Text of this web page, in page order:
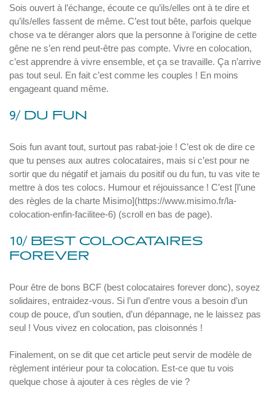
Sois ouvert à l’échange, écoute ce qu’ils/elles ont à te dire et
qu’ils/elles fassent de même. C’est tout bête, parfois quelque
chose va te déranger alors que la personne à l’origine de cette
gêne ne s’en rend peut-être pas compte. Vivre en colocation,
c’est apprendre à vivre ensemble, et ça se travaille. Ça n’arrive
pas tout seul. En fait c’est comme les couples ! En moins
engageant quand même.
9/ DU FUN
Sois fun avant tout, surtout pas rabat-joie ! C’est ok de dire ce
que tu penses aux autres colocataires, mais si c’est pour ne
sortir que du négatif et jamais du positif ou du fun, tu vas vite te
mettre à dos tes colocs. Humour et réjouissance ! C’est [l’une
des règles de la charte Misimo](https://www.misimo.fr/la-
colocation-enfin-facilitee-6) (scroll en bas de page).
10/ BEST COLOCATAIRES
FOREVER
Pour être de bons BCF (best colocataires forever donc), soyez
solidaires, entraidez-vous. Si l’un d’entre vous a besoin d’un
coup de pouce, d’un soutien, d’un dépannage, ne le laissez pas
seul ! Vous vivez en colocation, pas cloisonnés !
Finalement, on se dit que cet article peut servir de modèle de
règlement intérieur pour ta colocation. Est-ce que tu vois
quelque chose à ajouter à ces règles de vie ?